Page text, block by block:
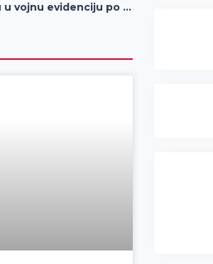
Obaveštenje o uvođenju u vojnu evidenciju po pojedinačnom pozivu